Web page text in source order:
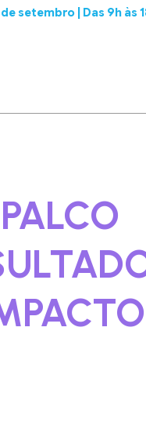
de setembro | Das 9h às
PALCO